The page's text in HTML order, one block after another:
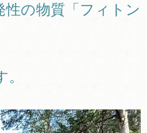
の物質「フィトン